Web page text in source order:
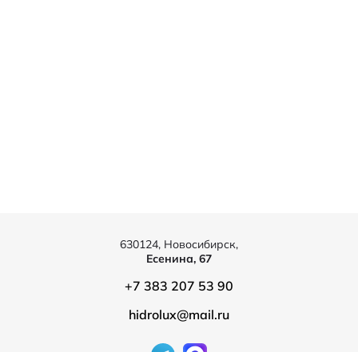
630124, Новосибирск,
Есенина, 67
+7 383 207 53 90
hidrolux@mail.ru